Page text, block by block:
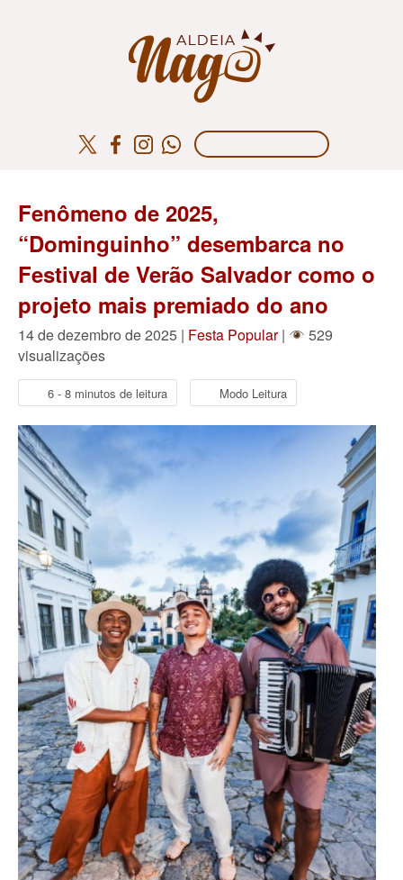
Fenômeno de 2025,
“Dominguinho” desembarca no
Festival de Verão Salvador como o
projeto mais premiado do ano
14 de dezembro de 2025 | Festa Popular|
529
visualizações
6 - 8 minutos de leitura Modo Leitura